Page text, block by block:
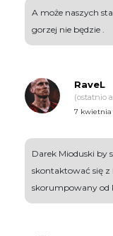
A może naszych
gorzej nie będzie .
RaveL
(ostatnio
7 kwietnia
Darek Mioduski by
skontaktować się z
skorumpowany od